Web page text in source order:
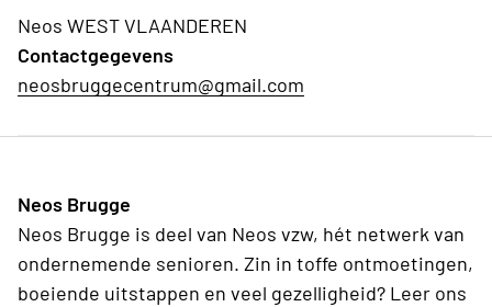
Neos WEST VLAANDEREN
Contactgegevens
neosbruggecentrum@gmail.com
Neos Brugge
Neos Brugge is deel van Neos vzw, hét netwerk van
ondernemende senioren. Zin in toffe ontmoetingen,
boeiende uitstappen en veel gezelligheid? Leer ons